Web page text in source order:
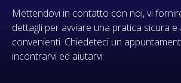
Mettendovi in contatto con noi, vi
dettagli per avviare una pratica sicura
convenienti. Chiedeteci un
incontrarvi ed aiutarvi